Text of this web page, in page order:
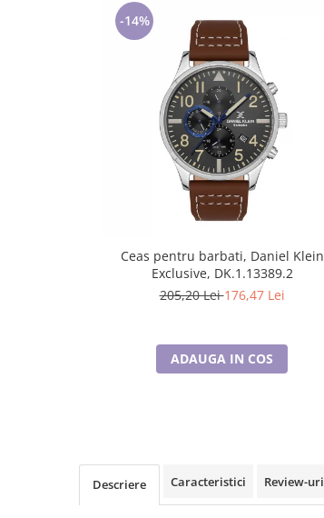
Lenjerii de pat pentru copii
Cadouri pentru Bunici
Cadouri pentru Nasi si Fini
-14%
Ceas pentru barbati, Daniel Klein
Exclusive, DK.1.13389.2
205,20 Lei176,47 Lei
ADAUGA IN COS
Descriere Caracteristici Review-uri